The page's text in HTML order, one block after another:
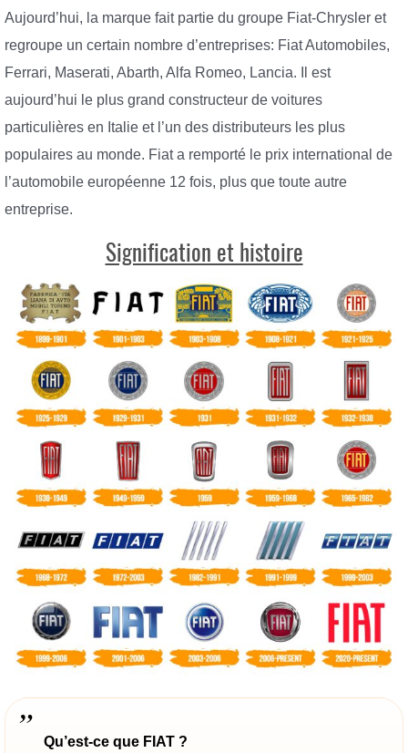
Aujourd’hui, la marque fait partie du groupe Fiat-Chrysler et
regroupe un certain nombre d’entreprises: Fiat Automobiles,
Ferrari, Maserati, Abarth, Alfa Romeo, Lancia. Il est
aujourd’hui le plus grand constructeur de voitures
particulières en Italie et l’un des distributeurs les plus
populaires au monde. Fiat a remporté le prix international de
l’automobile européenne 12 fois, plus que toute autre
entreprise.
Signification et histoire
Qu’est-ce que FIAT ?